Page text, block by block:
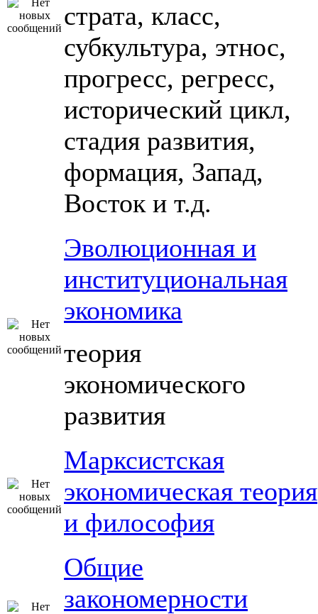
страта, класс,
субкультура, этнос,
прогресс, регресс,
исторический цикл,
стадия развития,
формация, Запад,
Восток и т.д.
Эволюционная и
институциональная
экономика
теория
экономического
развития
Марксистская
экономическая теория
и философия
Общие
закономерности